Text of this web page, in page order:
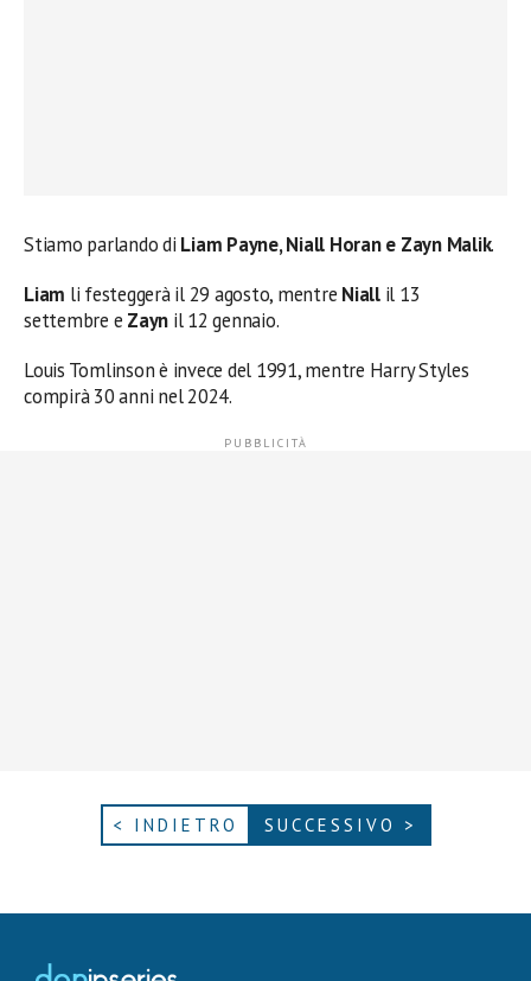
Stiamo parlando di Liam Payne, Niall Horan e Zayn Malik.
Liam li festeggerà il 29 agosto, mentre Niall il 13
settembre e Zayn il 12 gennaio.
Louis Tomlinson è invece del 1991, mentre Harry Styles
compirà 30 anni nel 2024.
< INDIETRO SUCCESSIVO >